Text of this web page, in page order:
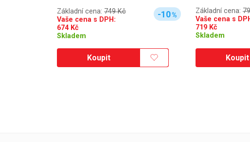
Základní cena: 749 Kč
Vaše cena s DPH:
674Kč
Skladem
-10%
Koupit
Základní cena:
Vaše cena s
719 Kč
Skladem
Koupit